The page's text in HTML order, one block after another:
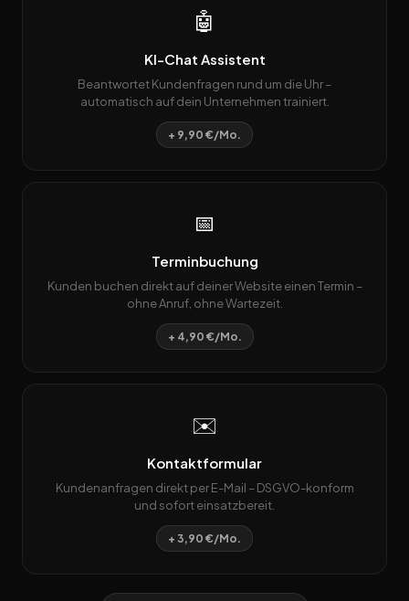
🤖
KI-Chat Assistent
Beantwortet Kundenfragen rund um die Uhr –
automatisch auf dein Unternehmen trainiert.
+ 9,90 €/Mo.
📅
Terminbuchung
Kunden buchen direkt auf deiner Website einen Termin –
ohne Anruf, ohne Wartezeit.
+ 4,90 €/Mo.
✉️
Kontaktformular
Kundenanfragen direkt per E-Mail – DSGVO-konform
und sofort einsatzbereit.
+ 3,90 €/Mo.